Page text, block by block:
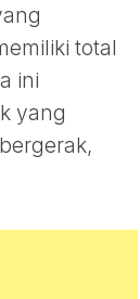
total
ini
yang